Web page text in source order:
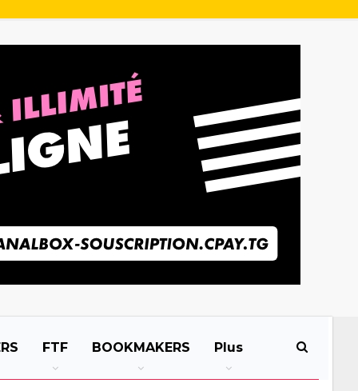
FTF BOOKMAKERS Plus